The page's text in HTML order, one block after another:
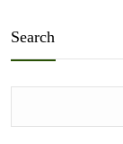
Search